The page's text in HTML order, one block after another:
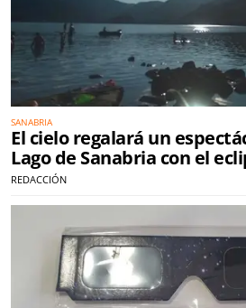
SANABRIA
El cielo regalará un
Lago de Sanabria con el
REDACCIÓN